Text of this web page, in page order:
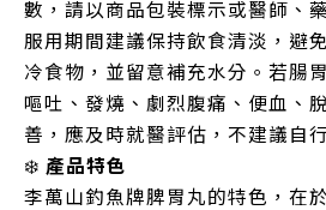
數，請以商品包裝標示或醫師、
服用期間建議保持飲食清淡，避
冷食物，並留意補充水分。若腸
嘔吐、發燒、劇烈腹痛、便血、
善，應及時就醫評估，不建議自
❄️ 產品特色
李萬山釣魚牌脾胃丸的特色，在